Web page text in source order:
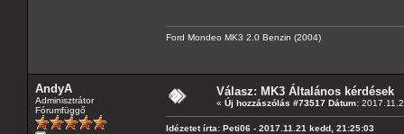
Ford Mondeo MK3 2.0 Benzin (2004)
AndyA
Adminisztrátor
Fórumfüggő
Válasz: MK3 Általános kérdések
« Új hozzászólás #73517 Dátum:
Idézetet írta: Peti06 - 2017.11.21 kedd, 21:25:03